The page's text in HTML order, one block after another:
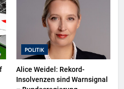
POLITIK
Alice Weidel: Rekord-
Insolvenzen sind Warnsignal